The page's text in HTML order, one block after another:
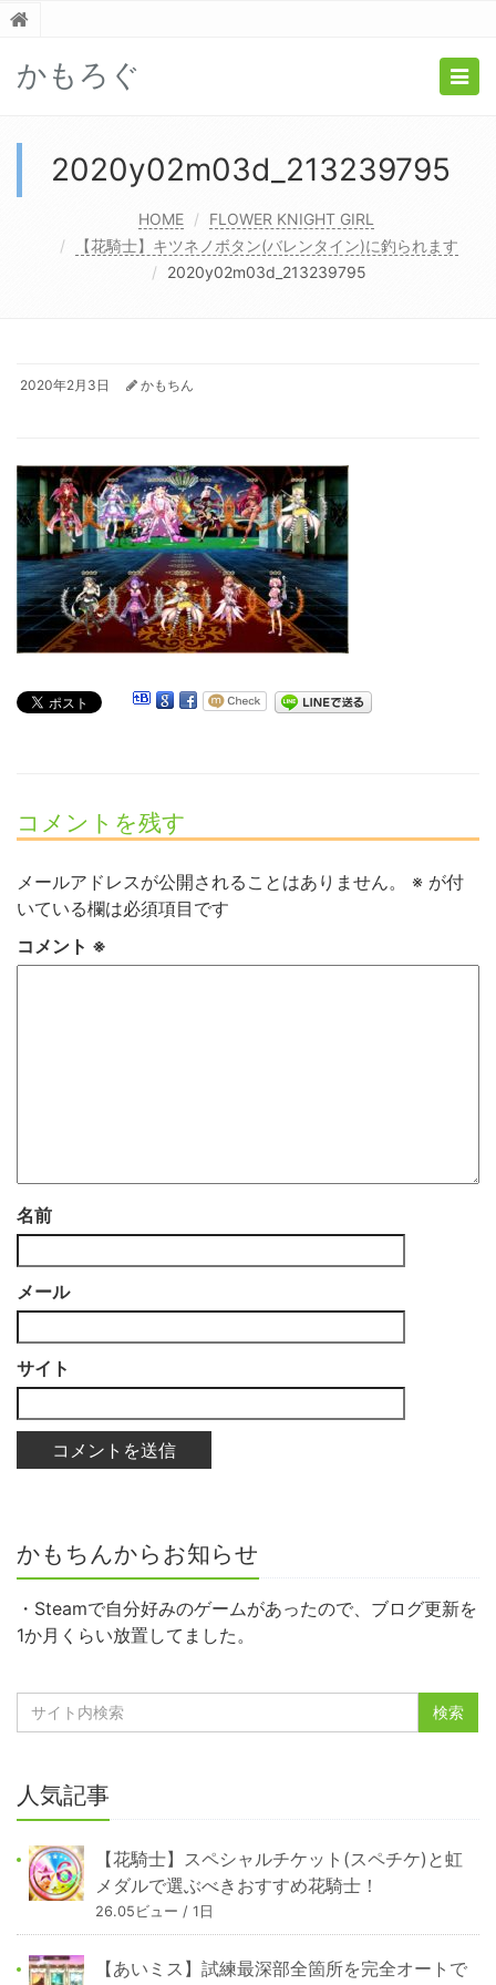
かもろぐ
2020y02m03d_213239795
HOME
FLOWER KNIGHT GIRL
【花騎士】キツネノボタン(バレンタイン)に釣られます
2020y02m03d_213239795
2020年2月3日 かもちん
コメントを残す
メールアドレスが公開されることはありません。 ※ が付
いている欄は必須項目です
コメント ※
名前
メール
サイト
かもちんからお知らせ
・Steamで自分好みのゲームがあったので、ブログ更新を
1か月くらい放置してました。
人気記事
【花騎士】スペシャルチケット(スペチケ)と虹
メダルで選ぶべきおすすめ花騎士！
26.05ビュー / 1日
【あいミス】試練最深部全箇所を完全オートで